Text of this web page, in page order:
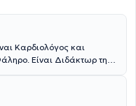
Kαρδιολόγος και
Είναι Διδάκτωρ της
την Ιατρική Σχολή του
Ειδικεύτηκε στην